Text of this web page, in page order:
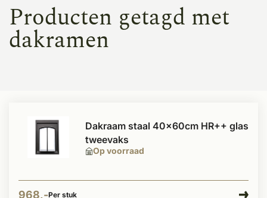
Producten getagd met
dakramen
Op voorraad
Dakraam staal 40x60cm HR++ glas
tweevaks
968,-Per stuk